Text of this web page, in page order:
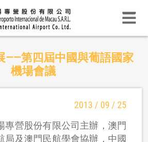
——第四屆中國與葡語國家
機場會議
2013 / 09 / 25
專營股份有限公司主辦，澳門
局及澳門民航學會協辦，中國